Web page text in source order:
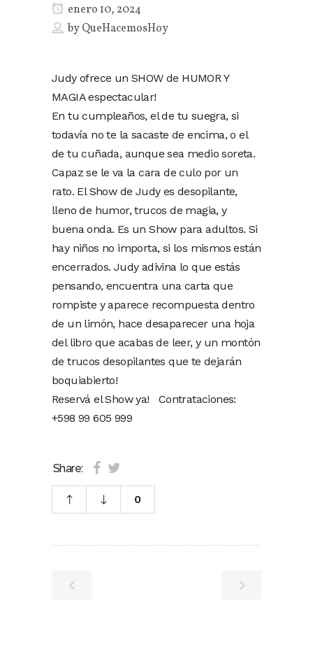
enero 10, 2024
byQueHacemosHoy
Judy ofrece un SHOW de HUMOR Y
MAGIA espectacular!
En tu cumpleaños, el de tu suegra, si
todavía no te la sacaste de encima, o el
de tu cuñada, aunque sea medio soreta.
Capaz se le va la cara de culo por un
rato. El Show de Judy es desopilante,
lleno de humor, trucos de magia, y
buena onda. Es un Show para adultos. Si
hay niños no importa, si los mismos están
encerrados. Judy adivina lo que estás
pensando, encuentra una carta que
rompiste y aparece recompuesta dentro
de un limón, hace desaparecer una hoja
del libro que acabas de leer, y un montón
de trucos desopilantes que te dejarán
boquiabierto!
Reservá el Show ya! Contrataciones:
+598 99 605 999
Share:
0